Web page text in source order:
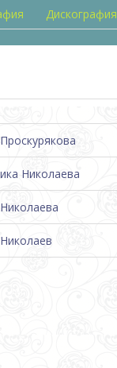
Дискография
Николаева